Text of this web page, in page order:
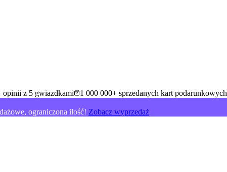
opinii z 5 gwiazdkami 1 000 000+ sprzedanych kart podarunkowych
ograniczona ilość! Zobacz wyprzedaż